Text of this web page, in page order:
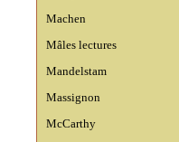
Machen
Mâles lectures
Mandelstam
Massignon
McCarthy